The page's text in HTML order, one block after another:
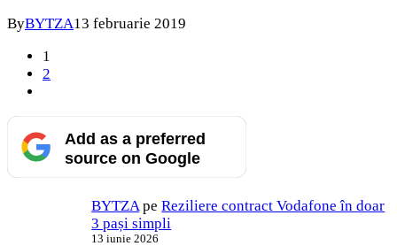
ByBYTZA13 februarie 2019
1
2
Add as a preferred
source on Google
BYTZA peReziliere contract Vodafone în doar
3 pași simpli
13 iunie 2026